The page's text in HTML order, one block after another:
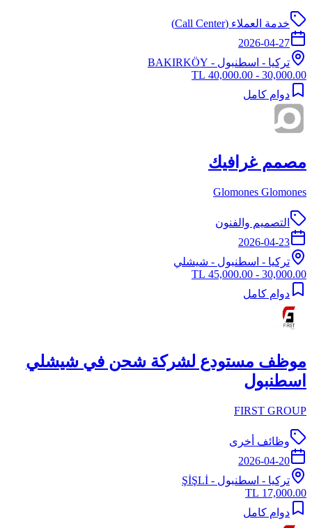
خدمة العملاء (Call Center)
2026-04-27
تركيا - اسطنبول - BAKIRKÖY
30,000.00 - 40,000.00 TL
دوام كامل
مصمم غرافيك
Glomones Glomones
التصميم والفنون
2026-04-23
تركيا - اسطنبول - شيشلي
30,000.00 - 45,000.00 TL
دوام كامل
موظف مستودع لشركة شحن في شيشلي
اسطنبول
FIRST GROUP
وظائف أخرى
2026-04-20
تركيا - اسطنبول - ŞİŞLİ
17,000.00 TL
دوام كامل